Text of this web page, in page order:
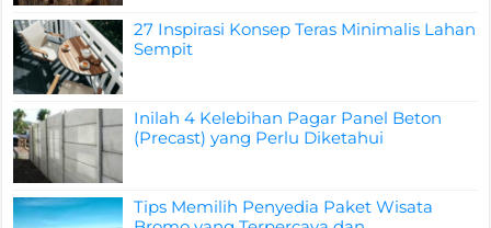
27 Inspirasi Konsep Teras Minimalis Lahan
Sempit
Inilah 4 Kelebihan Pagar Panel Beton
(Precast) yang Perlu Diketahui
Tips Memilih Penyedia Paket Wisata